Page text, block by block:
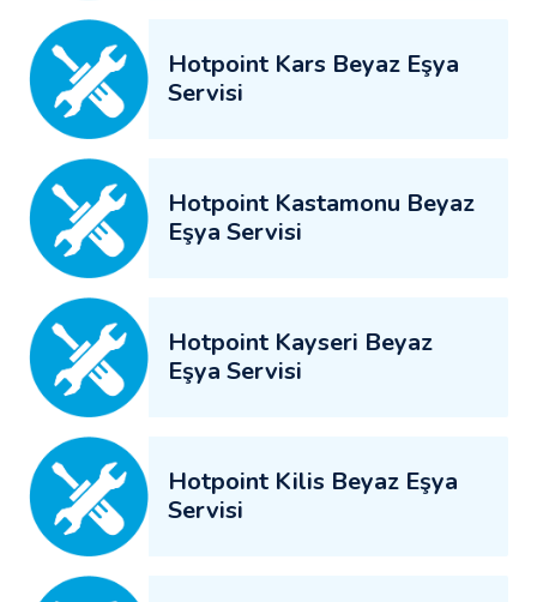
Hotpoint Kars Beyaz Eşya
Servisi
Hotpoint Kastamonu Beyaz
Eşya Servisi
Hotpoint Kayseri Beyaz
Eşya Servisi
Hotpoint Kilis Beyaz Eşya
Servisi